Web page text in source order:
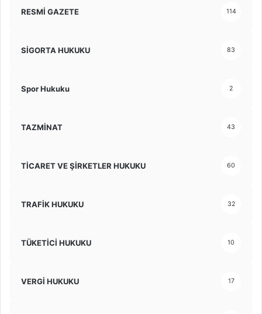
RESMİ GAZETE 114
SİGORTA HUKUKU 83
Spor Hukuku 2
TAZMİNAT 43
TİCARET VE ŞİRKETLER HUKUKU 60
TRAFİK HUKUKU 32
TÜKETİCİ HUKUKU 10
VERGİ HUKUKU 17